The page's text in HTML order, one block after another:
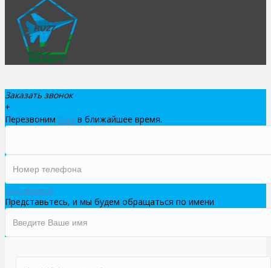
Заказать звонок
+
Перезвоним Вам в ближайшее время.
Жду звонка!
Представьтесь, и мы будем обращаться по имени